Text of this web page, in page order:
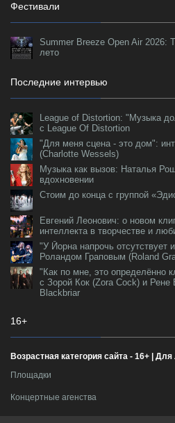
Фестивали
Summer Breeze Open Air 2026:
лето
Последние интервью
League of Distortion: "Музыка
с League Of Distortion
"Для меня сцена - это дом":
(Charlotte Wessels)
Музыка как вызов: Наталья
вдохновении
Стоим до конца с группой
Евгений Леонович: о новом
интеллекта в творчестве и
"У Йорна напрочь отсутствует
Роландом Граповым (Roland
"Как по мне, это определённо
с Зорой Кок (Zora Cock) и
Blackbriar
16+
Возрастная категория сайта - 16+ |
Площадки
Концертные агенства